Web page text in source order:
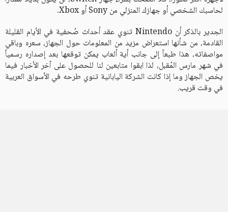
لحاسبك الشخصي أو جهازك المنزلي من Sony أو Xbox.
الجدير بالذكر أن Nintendo تنوي عقد أحداث صُحفية في الأيام القليلة
القادمة، من شأنها استعراض مزيد من المعلومات حول الجهاز، سعره وباقي
مواصفاته، هذا طبعاً إلى جانب أية ألعاب يمكن توقعها بعد إصداره رسمياً
في شهر مارس المُقبل، لذا ابقوا متابعين لنا للحصول على آخر الأخبار فيما
يخص الجهاز وما إذا كانت الشركة اليابانية تنوي طرحه في الأسواق العربية
في وقت قريب.